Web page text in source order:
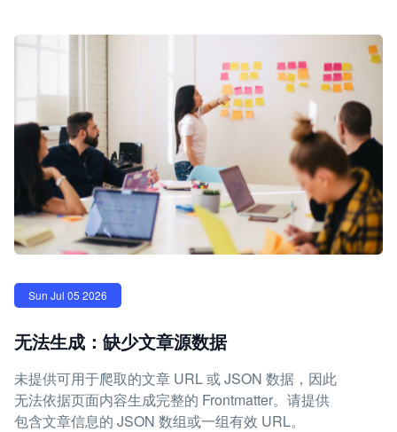
Sun Jul 05 2026
无法生成：缺少文章源数据
未提供可用于爬取的文章 URL 或 JSON 数据，因此
无法依据页面内容生成完整的 Frontmatter。请提供
包含文章信息的 JSON 数组或一组有效 URL。